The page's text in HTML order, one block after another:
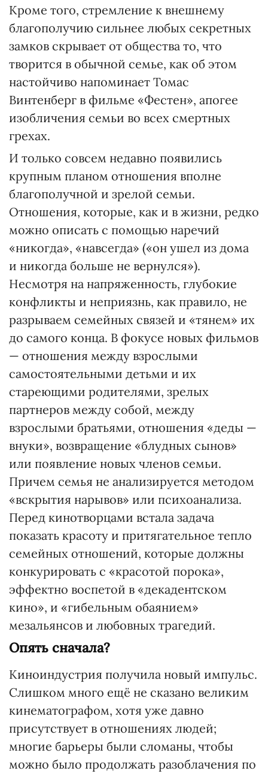
Кроме того, стремление к внешнему
благополучию сильнее любых секретных
замков скрывает от общества то, что
творится в обычной семье, как об этом
настойчиво напоминает Томас
Винтенберг в фильме «Фестен», апогее
изобличения семьи во всех смертных
грехах.
И только совсем недавно появились
крупным планом отношения вполне
благополучной и зрелой семьи.
Отношения, которые, как и в жизни, редко
можно описать с помощью наречий
«никогда», «навсегда» («он ушел из дома
и никогда больше не вернулся»).
Несмотря на напряженность, глубокие
конфликты и неприязнь, как правило, не
разрываем семейных связей и «тянем» их
до самого конца. В фокусе новых фильмов
— отношения между взрослыми
самостоятельными детьми и их
стареющими родителями, зрелых
партнеров между собой, между
взрослыми братьями, отношения «деды —
внуки», возвращение «блудных сынов»
или появление новых членов семьи.
Причем семья не анализируется методом
«вскрытия нарывов» или психоанализа.
Перед кинотворцами встала задача
показать красоту и притягательное тепло
семейных отношений, которые должны
конкурировать с «красотой порока»,
эффектно воспетой в «декадентском
кино», и «гибельным обаянием»
мезальянсов и любовных трагедий.
Опять сначала?
Киноиндустрия получила новый импульс.
Слишком много ещё не сказано великим
кинематографом, хотя уже давно
присутствует в отношениях людей;
многие барьеры были сломаны, чтобы
можно было продолжать разоблачения по